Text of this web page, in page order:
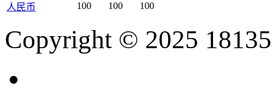
人民币
100 100 100
Copyright © 2025